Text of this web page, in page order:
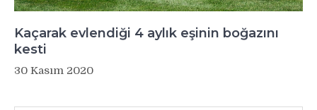
Kaçarak evlendiği 4 aylık eşinin boğazını
kesti
30 Kasım 2020